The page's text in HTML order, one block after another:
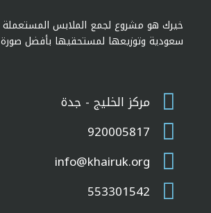
سعودية وتوزيعها لمستحقيها بأفضل صورة
مركز الخليج - جدة
920005817
info@khairuk.org
553301542